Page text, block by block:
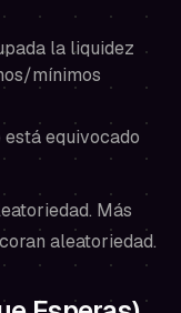
la liquidez
mínimos
equivocado
Más
aleatoriedad.